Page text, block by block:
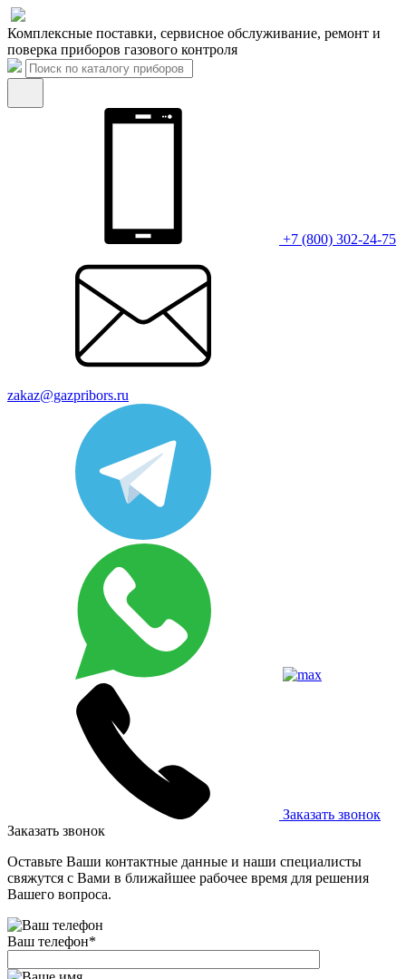
Комплексные поставки, сервисное обслуживание, ремонт и
поверка приборов газового контроля
+7 (800) 302-24-75
zakaz@gazpribors.ru
Заказать звонок
Заказать звонок
Оставьте Ваши контактные данные и наши специалисты
свяжутся с Вами в ближайшее рабочее время для решения
Вашего вопроса.
Ваш телефон*